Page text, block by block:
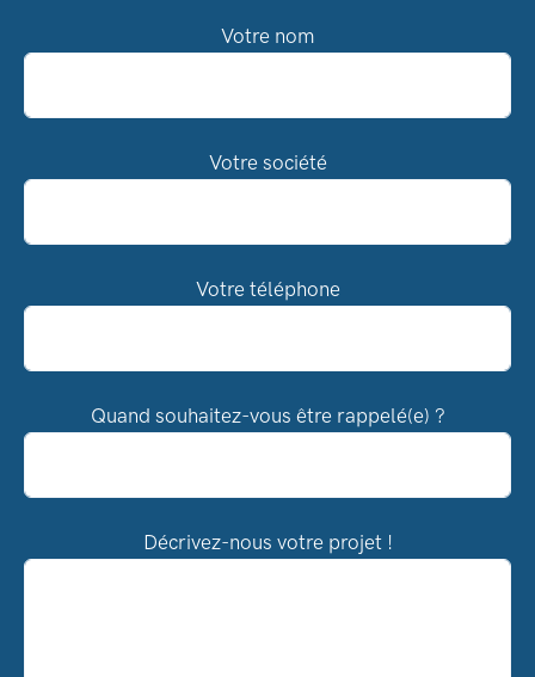
Votre nom
Votre société
Votre téléphone
Quand souhaitez-vous être rappelé(e) ?
Décrivez-nous votre projet !